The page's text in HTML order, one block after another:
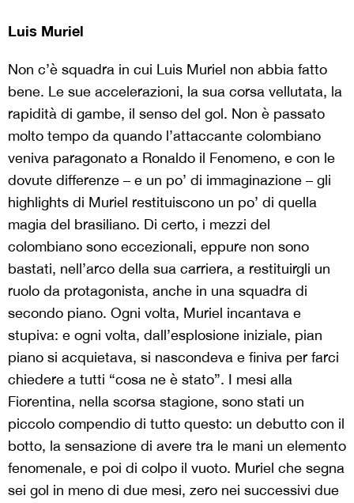
Luis Muriel
Non c’è squadra in cui Luis Muriel non abbia fatto
bene. Le sue accelerazioni, la sua corsa vellutata, la
rapidità di gambe, il senso del gol. Non è passato
molto tempo da quando l’attaccante colombiano
veniva paragonato a Ronaldo il Fenomeno, e con le
dovute differenze – e un po’ di immaginazione – gli
highlights di Muriel restituiscono un po’ di quella
magia del brasiliano. Di certo, i mezzi del
colombiano sono eccezionali, eppure non sono
bastati, nell’arco della sua carriera, a restituirgli un
ruolo da protagonista, anche in una squadra di
secondo piano. Ogni volta, Muriel incantava e
stupiva: e ogni volta, dall’esplosione iniziale, pian
piano si acquietava, si nascondeva e finiva per farci
chiedere a tutti “cosa ne è stato”. I mesi alla
Fiorentina, nella scorsa stagione, sono stati un
piccolo compendio di tutto questo: un debutto con il
botto, la sensazione di avere tra le mani un elemento
fenomenale, e poi di colpo il vuoto. Muriel che segna
sei gol in meno di due mesi, zero nei successivi due